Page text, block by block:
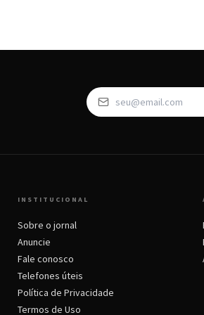
INSTITUCIONAL
Sobre o jornal
Anuncie
Fale conosco
Telefones úteis
Política de Privacidade
Termos de Uso